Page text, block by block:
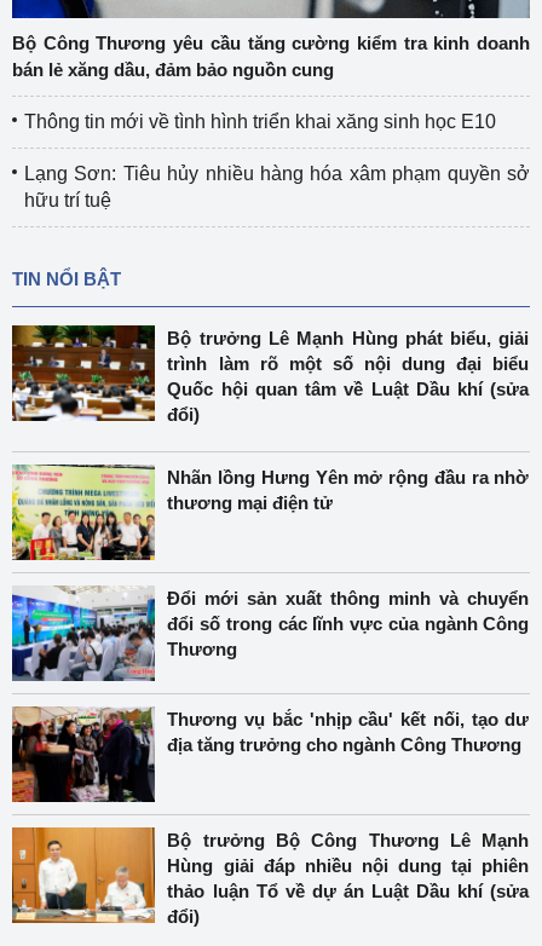
Bộ Công Thương yêu cầu tăng cường kiểm tra kinh doanh
bán lẻ xăng dầu, đảm bảo nguồn cung
Thông tin mới về tình hình triển khai xăng sinh học E10
Lạng Sơn: Tiêu hủy nhiều hàng hóa xâm phạm quyền sở
hữu trí tuệ
TIN NỔI BẬT
Bộ trưởng Lê Mạnh Hùng phát biểu, giải
trình làm rõ một số nội dung đại biểu
Quốc hội quan tâm về Luật Dầu khí (sửa
đổi)
Nhãn lồng Hưng Yên mở rộng đầu ra nhờ
thương mại điện tử
Đổi mới sản xuất thông minh và chuyển
đổi số trong các lĩnh vực của ngành Công
Thương
Thương vụ bắc 'nhịp cầu' kết nối, tạo dư
địa tăng trưởng cho ngành Công Thương
Bộ trưởng Bộ Công Thương Lê Mạnh
Hùng giải đáp nhiều nội dung tại phiên
thảo luận Tổ về dự án Luật Dầu khí (sửa
đổi)